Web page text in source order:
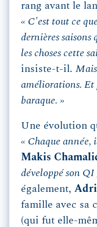
rang avant le
« C'est tout ce
dernières
les choses cette
insiste-t-il. Mais
améliorations. Et
baraque. »
Une évolution
« Chaque année,
Makis
développé son QI
également,
famille avec sa
(qui fut elle-